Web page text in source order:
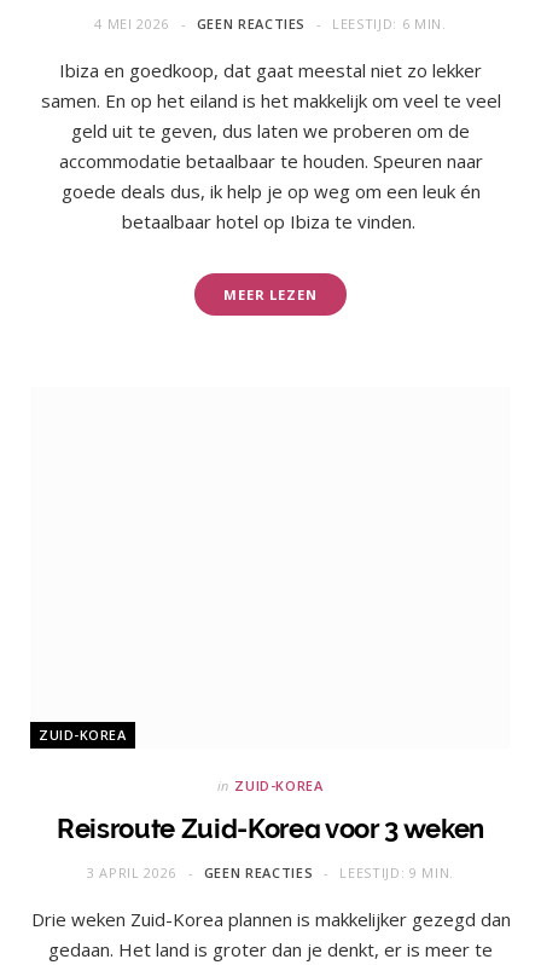
4 MEI 2026 GEEN REACTIES LEESTIJD: 6 MIN.
Ibiza en goedkoop, dat gaat meestal niet zo lekker
samen. En op het eiland is het makkelijk om veel te veel
geld uit te geven, dus laten we proberen om de
accommodatie betaalbaar te houden. Speuren naar
goede deals dus, ik help je op weg om een leuk én
betaalbaar hotel op Ibiza te vinden.
MEER LEZEN
ZUID-KOREA
in ZUID-KOREA
Reisroute Zuid-Korea voor 3 weken
3 APRIL 2026 GEEN REACTIES LEESTIJD: 9 MIN.
Drie weken Zuid-Korea plannen is makkelijker gezegd dan
gedaan. Het land is groter dan je denkt, er is meer te